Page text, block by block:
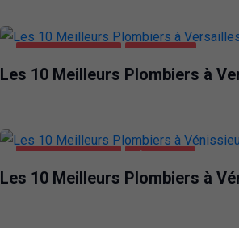
Les 10 Meilleurs Plombiers à
Les 10 Meilleurs Plombiers à